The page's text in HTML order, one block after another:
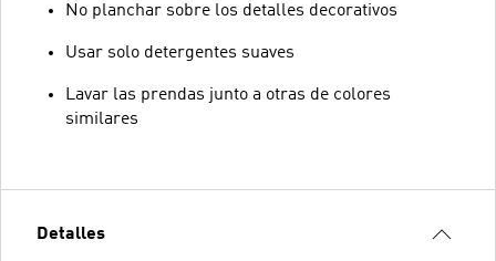
No planchar sobre los detalles decorativos
Usar solo detergentes suaves
Lavar las prendas junto a otras de colores
similares
Detalles